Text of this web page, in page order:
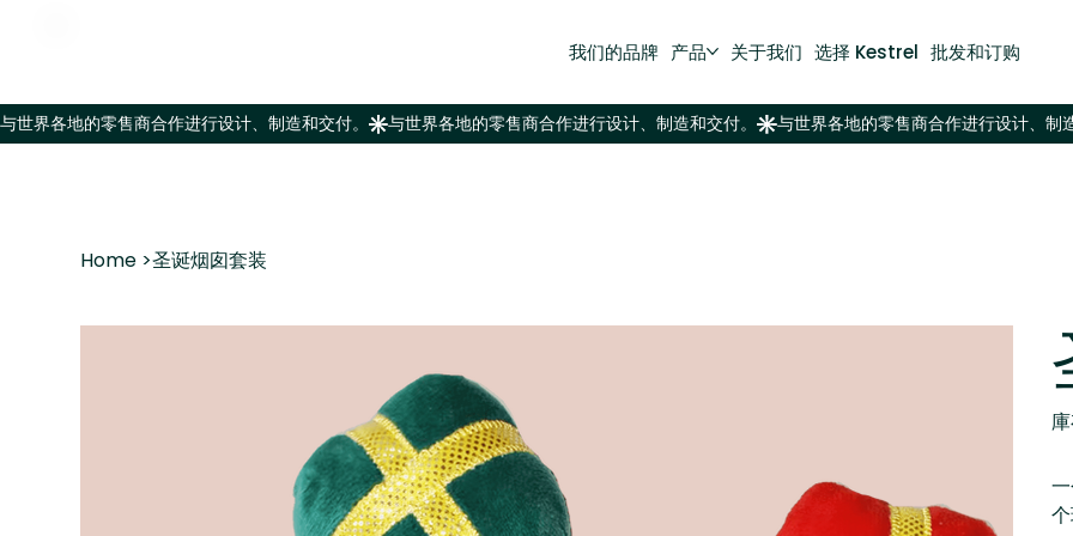
我们的品牌 产品 关于我们 选择 Kestrel 批发和订购
Home >圣诞烟囱套装